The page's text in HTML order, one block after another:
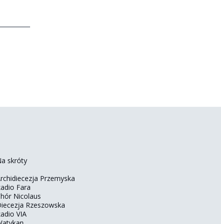
skróty
Przemyska
Fara
Nicolaus
Rzeszowska
VIA